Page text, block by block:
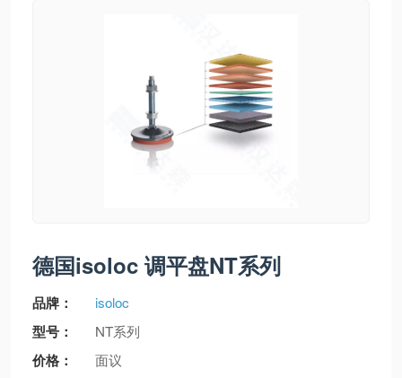
德国isoloc 调平盘NT系列
品牌： isoloc
型号： NT系列
价格： 面议